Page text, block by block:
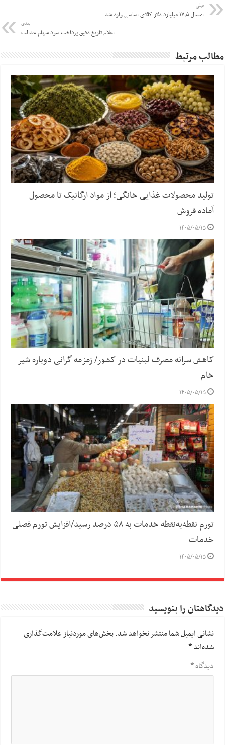
قبلی
امسال ۱۷٫۵ میلیارد دلار کالای اساسی وارد شد
بعدی
اعلام تاریخ دقیق پرداخت سود سهام عدالت
مطالب مرتبط
تولید محصولات غذایی خانگی؛ از مواد ارگانیک تا محصول
آماده فروش
۱۴۰۵/۰۵/۱۵
کاهش سرانه مصرف لبنیات در کشور/ زمزمه گرانی دوباره شیر
خام
۱۴۰۵/۰۵/۱۵
تورم نقطه‌به‌نقطه خدمات به ۵۸ درصد رسید/افزایش تورم فصلی
خدمات
۱۴۰۵/۰۵/۱۵
دیدگاهتان را بنویسید
نشانی ایمیل شما منتشر نخواهد شد.بخش‌های موردنیاز علامت‌گذاری
شده‌اند*
دیدگاه*